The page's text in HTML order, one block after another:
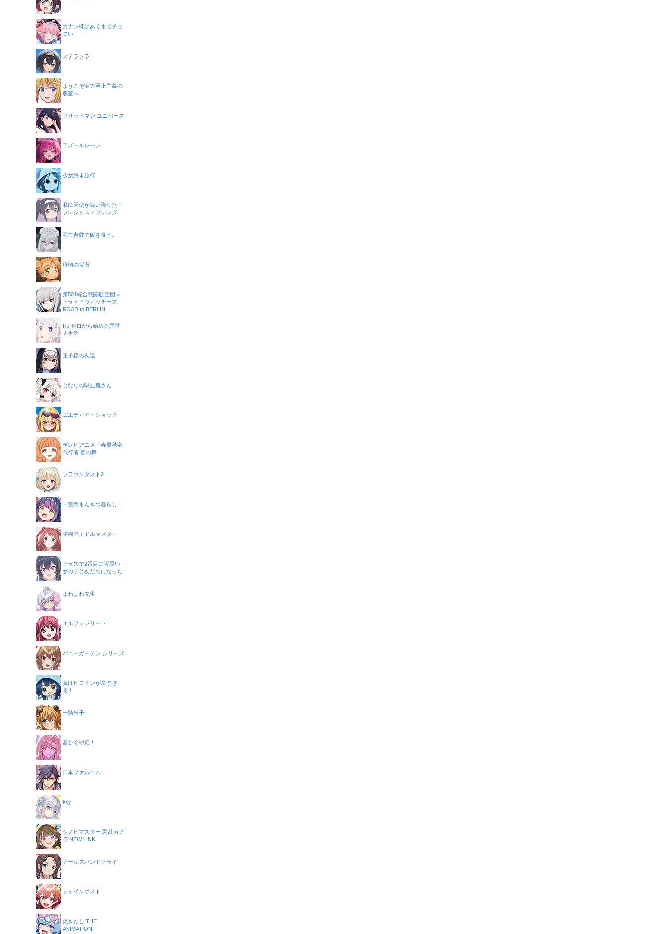
カナン様はあくまでチョ
ロい
ステラソラ
ようこそ実力至上主義の
教室へ
グリッドマン ユニバース
アズールレーン
少女終末旅行
私に天使が舞い降りた！
プレシャス・フレンズ
死亡遊戯で飯を食う。
瑠璃の宝石
第501統合戦闘航空団ス
トライクウィッチーズ
ROAD to BERLIN
Re:ゼロから始める異世
界生活
王子様の友達
となりの吸血鬼さん
ゴエティア・ショック
テレビアニメ『春夏秋冬
代行者 春の舞
ブラウンダスト2
一畳間まんきつ暮らし！
学園アイドルマスター
クラスで2番目に可愛い
女の子と友だちになった
よわよわ先生
エルフェンリート
バニーガーデン シリーズ
負けヒロインが多すぎ
る！
一騎当千
超かぐや姫！
日本ファルコム
key
シノビマスター 閃乱カグ
ラ NEW LINK
ガールズバンドクライ
シャインポスト
ぬきたし THE
ANIMATION